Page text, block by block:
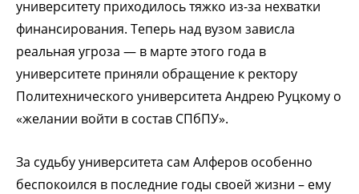
университету приходилось тяжко из-за нехватки
финансирования. Теперь над вузом зависла
реальная угроза — в марте этого года в
университете приняли обращение к ректору
Политехнического университета Андрею Руцкому о
«желании войти в состав СПбПУ».
За судьбу университета сам Алферов особенно
беспокоился в последние годы своей жизни – ему